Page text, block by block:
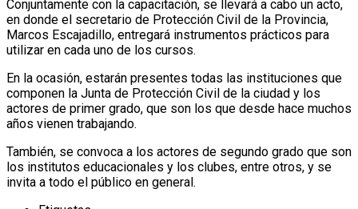
Conjuntamente con la capacitación, se llevará a cabo un acto,
en donde el secretario de Protección Civil de la Provincia,
Marcos Escajadillo, entregará instrumentos prácticos para
utilizar en cada uno de los cursos.
En la ocasión, estarán presentes todas las instituciones que
componen la Junta de Protección Civil de la ciudad y los
actores de primer grado, que son los que desde hace muchos
años vienen trabajando.
También, se convoca a los actores de segundo grado que son
los institutos educacionales y los clubes, entre otros, y se
invita a todo el público en general.